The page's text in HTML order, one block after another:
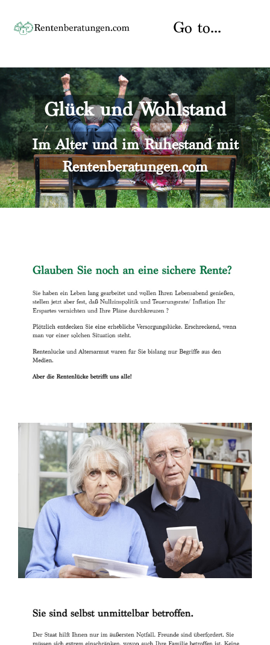
content
Go to...
Startseite
Rente
Rentenberater
Rentenversicherung
Versicherungsberatung
Über uns
Kontakt
Glück und Wohlstand
Im Alter und im Ruhestand mit
Rentenberatungen.com